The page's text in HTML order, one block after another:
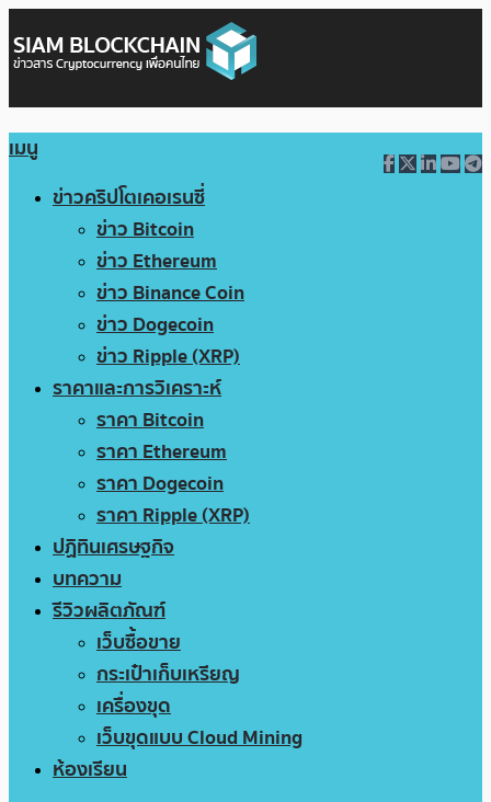
เมนู
ข่าวคริปโตเคอเรนซี่
ข่าว Bitcoin
ข่าว Ethereum
ข่าว Binance Coin
ข่าว Dogecoin
ข่าว Ripple (XRP)
ราคาและการวิเคราะห์
ราคา Bitcoin
ราคา Ethereum
ราคา Dogecoin
ราคา Ripple (XRP)
ปฏิทินเศรษฐกิจ
บทความ
รีวิวผลิตภัณฑ์
เว็บซื้อขาย
กระเป๋าเก็บเหรียญ
เครื่องขุด
เว็บขุดแบบ Cloud Mining
ห้องเรียน